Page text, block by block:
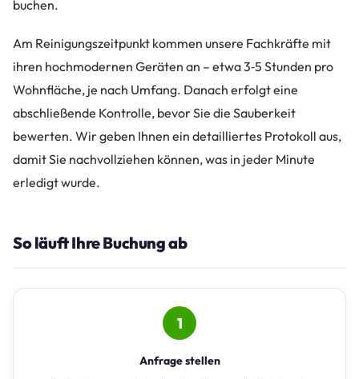
buchen.
Am Reinigungszeitpunkt kommen unsere Fachkräfte mit
ihren hochmodernen Geräten an – etwa 3‑5 Stunden pro
Wohnfläche, je nach Umfang. Danach erfolgt eine
abschließende Kontrolle, bevor Sie die Sauberkeit
bewerten. Wir geben Ihnen ein detailliertes Protokoll aus,
damit Sie nachvollziehen können, was in jeder Minute
erledigt wurde.
So läuft Ihre Buchung ab
1
Anfrage stellen